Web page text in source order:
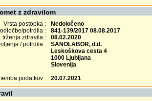
z zdravilom
Vrsta postopka :
Nedoločeno
potrdila :
841-139/2017 08.08.2017
trženja zdravila :
08.02.2020
/ potrdila :
SANOLABOR, d.d.
Leskoškova cesta 4
1000 Ljubljana
Slovenija
podatkov :
20.07.2021